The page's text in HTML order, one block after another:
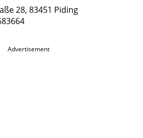
28, 83451 Piding
Advertisement